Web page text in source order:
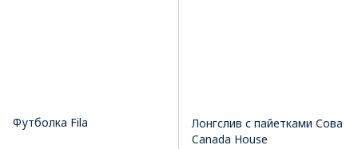
Футболка Fila
Лонгслив с пайетками Сова
Canada House